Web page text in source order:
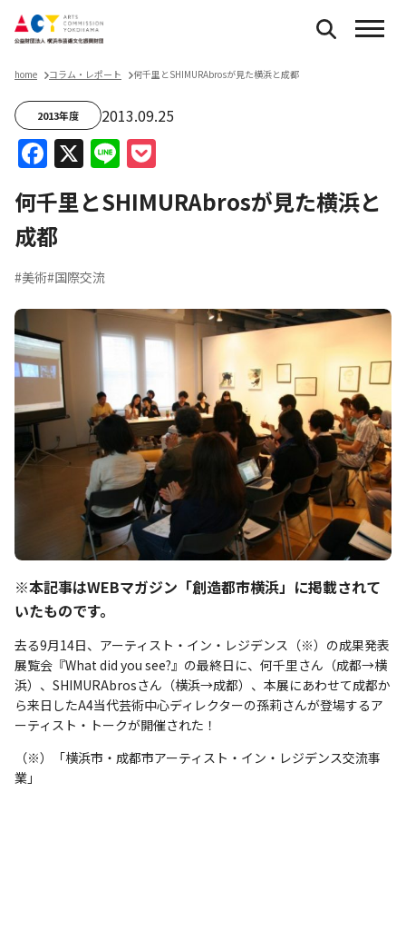
home コラム・レポート 何千里とSHIMURAbrosが見た横浜と成都
2013年度 2013.09.25
Facebook
X Line
何千里とSHIMURAbrosが見た横浜と
成都
#美術#国際交流
※本記事はWEBマガジン「創造都市横浜」に掲載されて
いたものです。
去る9月14日、アーティスト・イン・レジデンス（※）の成果発表
展覧会『What did you see?』の最終日に、何千里さん（成都→横
浜）、SHIMURAbrosさん（横浜→成都）、本展にあわせて成都か
ら来日したA4当代芸術中心ディレクターの孫莉さんが登場するア
ーティスト・トークが開催された！
（※）「横浜市・成都市アーティスト・イン・レジデンス交流事
業」